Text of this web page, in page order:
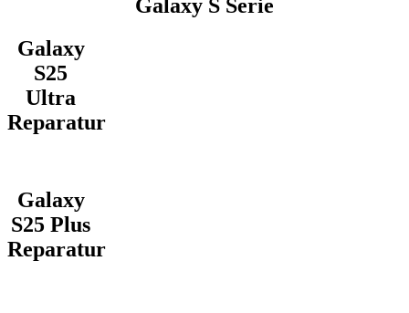
Galaxy S Serie
Galaxy
S25
Ultra
Reparatur
Galaxy
S25 Plus
Reparatur